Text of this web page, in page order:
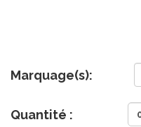
Marquage(s):
Quantité :